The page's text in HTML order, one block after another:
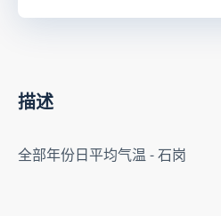
描述
全部年份日平均气温 - 石岗